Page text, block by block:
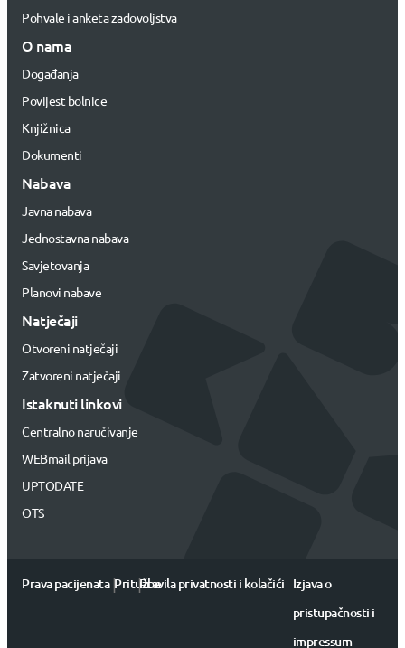
Pohvale i anketa zadovoljstva
O nama
Događanja
Povijest bolnice
Knjižnica
Dokumenti
Nabava
Javna nabava
Jednostavna nabava
Savjetovanja
Planovi nabave
Natječaji
Otvoreni natječaji
Zatvoreni natječaji
Istaknuti linkovi
Centralno naručivanje
WEBmail prijava
UPTODATE
OTS
Prava pacijenata |Pritužbe
|Pravila privatnosti i kolačići Izjava o
pristupačnosti i
impressum